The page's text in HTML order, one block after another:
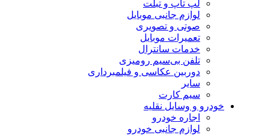
لپ تاپ و تبلت
لوازم جانبی موبایل
صوتی و تصویری
تعمیرات موبایل
خدمات سانترال
تلفن بی‌سیم رومیزی
دوربین عکاسی و فیلمبرداری
سایر
سیم کارت
خودرو و وسایل نقلیه
اجاره خودرو
لوازم جانبی خودرو